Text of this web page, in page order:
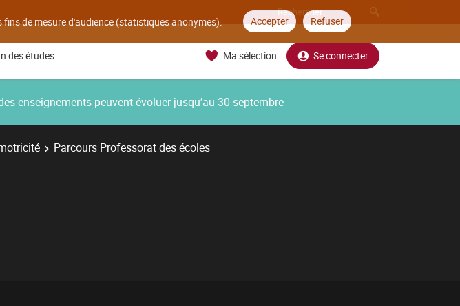
de mesure d'audience (statistiques anonymes). Accepter Refuser
des études Ma sélection Se connecter
enseignements peuvent évoluer jusqu’au 30 septembre
Parcours Professorat des écoles